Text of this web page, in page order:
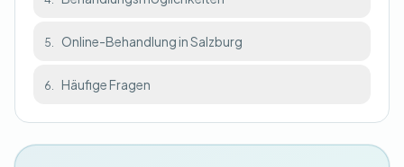
5. Online-Behandlung in Salzburg
6. Häufige Fragen